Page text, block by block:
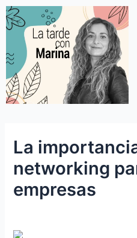
La
networking
empresas